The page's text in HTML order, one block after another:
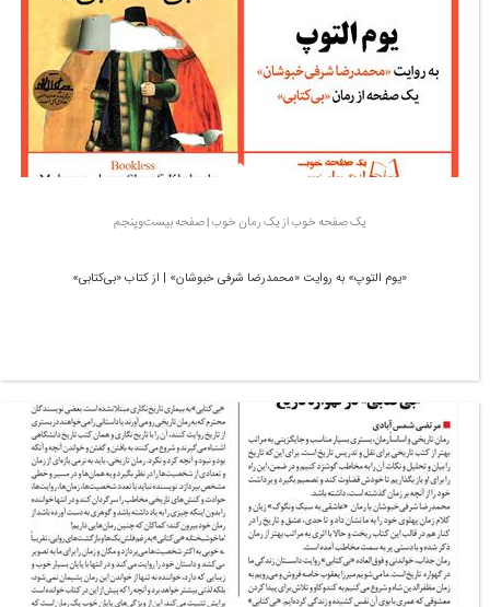
یک صفحه خوب از یک رمان خوب | صفحه بیست‌وپنجم
«یوم‌ التوپ» به روایت «محمدرضا شرفی خبوشان» | از کتاب «بی‌کتابی»